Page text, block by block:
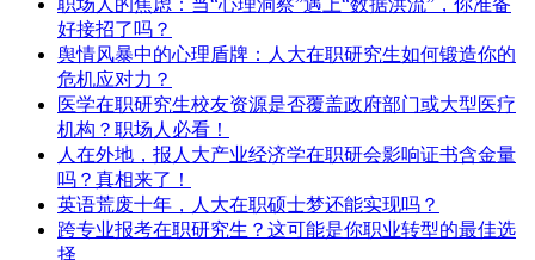
好接招了吗？
舆情风暴中的心理盾牌：人大在职研究生如何锻造你的
危机应对力？
医学在职研究生校友资源是否覆盖政府部门或大型医疗
机构？职场人必看！
人在外地，报人大产业经济学在职研会影响证书含金量
吗？真相来了！
英语荒废十年，人大在职硕士梦还能实现吗？
跨专业报考在职研究生？这可能是你职业转型的最佳选
择